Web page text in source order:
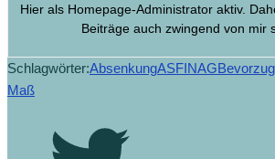
Hier als Homepage-Administrator aktiv.
Beiträge auch zwingend von mir
Schlagwörter:AbsenkungASFINAG
Maß